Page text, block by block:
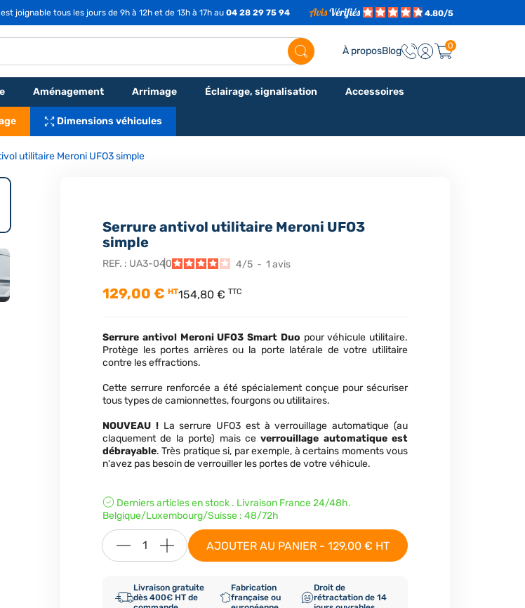
joignable tous les jours de 9h à 12h et de 13h à 17h au 04 28 29 75 94 4.80/5
À proposBlog 0
Aménagement Arrimage Éclairage, signalisation Accessoires
Dimensions véhicules
utilitaire Meroni UFO3 simple
Serrure antivol utilitaire Meroni UFO3
simple
REF. : UA3-040 4/5 - 1 avis
129,00 € HT154,80 € TTC
Serrure antivol Meroni UFO3 Smart Duo pour véhicule utilitaire.
Protège les portes arrières ou la porte latérale de votre utilitaire
contre les effractions.
Cette serrure renforcée a été spécialement conçue pour sécuriser
tous types de camionnettes, fourgons ou utilitaires.
NOUVEAU !La serrure UFO3 est à verrouillage automatique (au
claquement de la porte) mais ceverrouillage automatique est
débrayable. Très pratique si, par exemple, à certains moments vous
n'avez pas besoin de verrouiller les portes de votre véhicule.
Derniers articles en stock . Livraison France 24/48h.
Belgique/Luxembourg/Suisse : 48/72h
AJOUTER AU PANIER - 129,00 € HT
Livraison gratuite
dès 400€ HT de
Fabrication
française ou
Droit de
rétractation de 14